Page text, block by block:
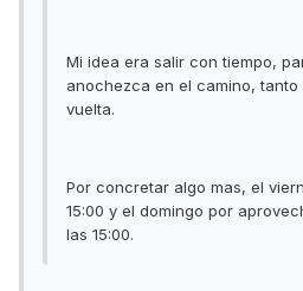
Mi idea era salir con tiempo,
anochezca en el camino,
vuelta.
Por concretar algo mas, el
15:00 y el domingo por
las 15:00.